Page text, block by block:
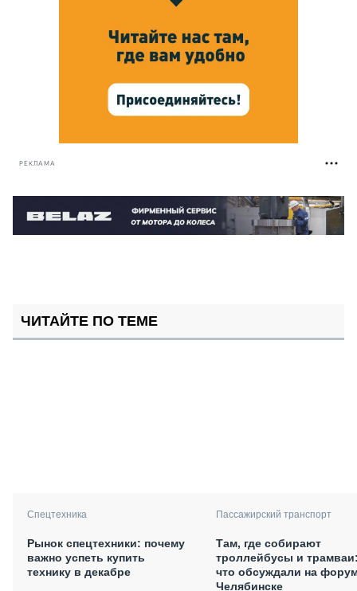
РЕКЛАМА
ЧИТАЙТЕ ПО ТЕМЕ
Спецтехника
Рынок спецтехники: почему
важно успеть купить
технику в декабре
Пассажирский транспорт
Там, где собирают
троллейбусы и
что обсуждали на
Челябинске